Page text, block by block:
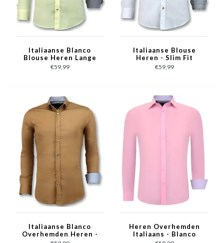
Italiaanse Blanco
Blouse Heren Lange
Mouw - 3035 - Geel
€59,99
Italiaanse Blouse
Heren - Slim Fit
Overhemden - 3034 -
Wit
€59,99
Italiaanse Blanco
Overhemden Heren -
Heren Overhemden
Italiaans - Blanco